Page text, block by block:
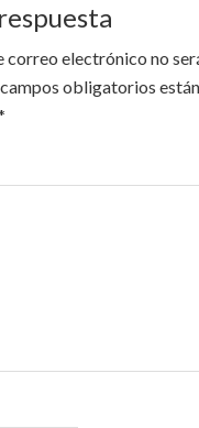
correo electrónico no
obligatorios están